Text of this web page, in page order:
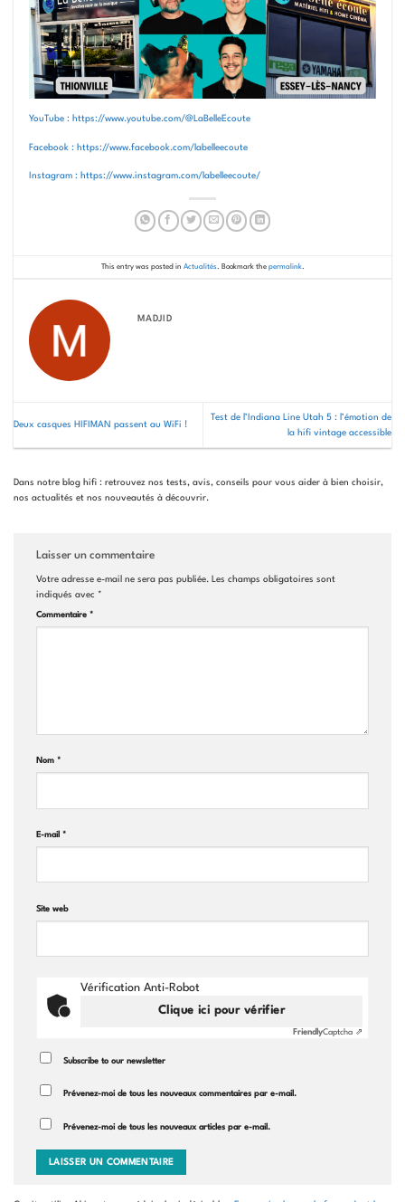
YouTube : https://www.youtube.com/@LaBelleEcoute
Facebook : https://www.facebook.com/labelleecoute
Instagram : https://www.instagram.com/labelleecoute/
This entry was posted in Actualités. Bookmark the permalink.
MADJID
Deux casques HIFIMAN passent au WiFi !
Test de l’Indiana Line Utah 5 : l’émotion de
la hifi vintage accessible
Dans notre blog hifi : retrouvez nos tests, avis, conseils pour vous aider à bien choisir,
nos actualités et nos nouveautés à découvrir.
Laisser un commentaire
Votre adresse e-mail ne sera pas publiée. Les champs obligatoires sont
indiqués avec *
Commentaire *
Nom *
E-mail *
Site web
Vérification Anti-Robot
Clique ici pour vérifier
FriendlyCaptcha ⇗
Subscribe to our newsletter
Prévenez-moi de tous les nouveaux commentaires par e-mail.
Prévenez-moi de tous les nouveaux articles par e-mail.